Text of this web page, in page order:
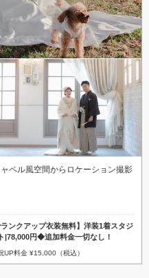
ペル風空間からロケーション撮影
ランクアップ衣装無料】洋装1着スタジ
|78,000円◆追加料金一切なし！
UP料金 ¥15,000（税込）